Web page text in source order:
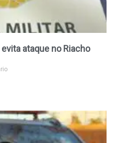
ataque no Riacho